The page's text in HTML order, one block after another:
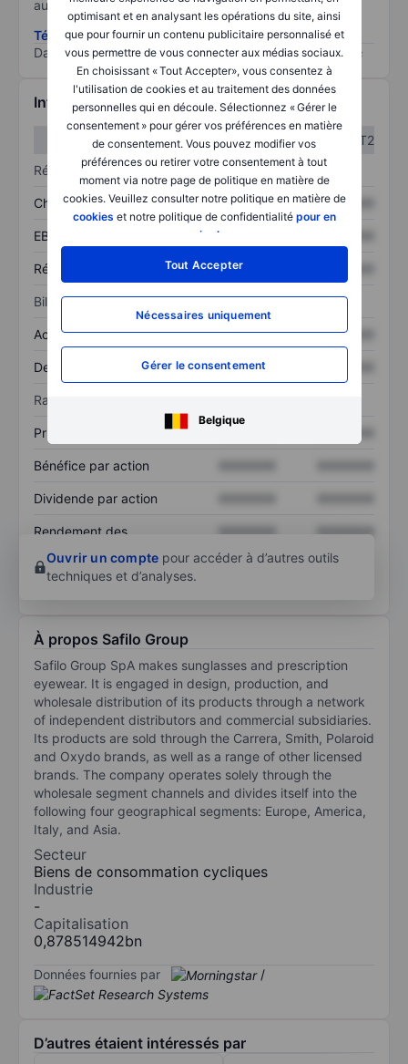
optimisant et en analysant les opérations du site, ainsi
que pour fournir un contenu publicitaire personnalisé et
vous permettre de vous connecter aux médias sociaux.
En choisissant « Tout Accepter», vous consentez à
l'utilisation de cookies et au traitement des données
personnelles qui en découle. Sélectionnez « Gérer le
consentement » pour gérer vos préférences en matière
de consentement. Vous pouvez modifier vos
préférences ou retirer votre consentement à tout
moment via notre page de politique en matière de
cookies. Veuillez consulter notre politique en matière de
cookies et notre politique de confidentialité pour en
savoir plus
Tout Accepter
Nécessaires uniquement
Gérer le consentement
Belgique
au risque le plus élevé).
Télécharger la méthodologie ESG (en anglais)
Data provided by
/
Informations financières
T1
T2
Résultats
Chiffre d’affaires XXXXXXX XXXXXXX
EBITDA XXXXXXX
Résultat net XXXXXXX
Bilan
Actif total XXXXXXX XXXXXXX
Dette totale XXXXXXX
Ratios
Prix / ventes
Bénéfice par action
Dividende par action
Rendement des
XXXXXXX
XXXXXXX
Ouvrir un compte pour accéder à d’autres outils
techniques et d’analyses.
À propos Safilo Group
Safilo Group SpA makes sunglasses and prescription
eyewear. It is engaged in design, production, and
wholesale distribution of its products through a network
of independent distributors and commercial subsidiaries.
Its products are sold through the Carrera, Smith, Polaroid
and Oxydo brands, as well as a range of other licensed
brands. The company operates solely through the
wholesale segment channels and divides itself into the
following four geographical segments: Europe, America,
Italy, and Asia.
Secteur
Biens de consommation cycliques
Industrie
-
Capitalisation
0,878514942bn
Données fournies par /
D’autres étaient intéressés par